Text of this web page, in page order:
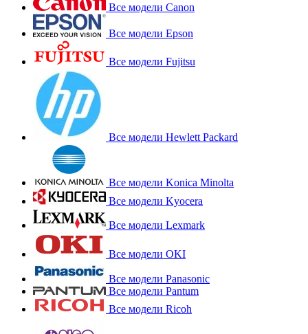
Все модели Canon
Все модели Epson
Все модели Fujitsu
Все модели Hewlett Packard
Все модели Konica Minolta
Все модели Kyocera
Все модели Lexmark
Все модели OKI
Все модели Panasonic
Все модели Pantum
Все модели Ricoh